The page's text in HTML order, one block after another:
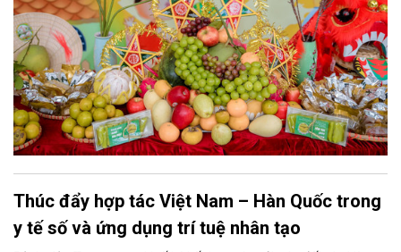
Thúc đẩy hợp tác Việt Nam – Hàn Quốc trong
y tế số và ứng dụng trí tuệ nhân tạo